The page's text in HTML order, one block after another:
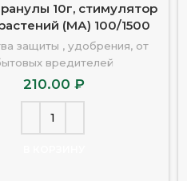
10г, стимулятор
(МА) 100/1500
защиты , удобрения, от
вредителей
210.00 ₽